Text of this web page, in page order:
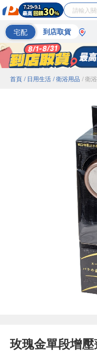
宅配 到店取貨
首頁 / 日用生活 / 衛浴用品 / 衛
玫瑰金單段增